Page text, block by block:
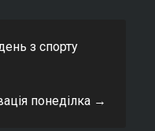
з спорту
понеділка →